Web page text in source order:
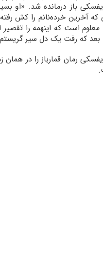
باز درمانده شد. «او
که آخرین خرده‌نانم را کش
معلوم است که اینهمه را
بعد که رفت یک دل سیر
رمان قمارباز را در